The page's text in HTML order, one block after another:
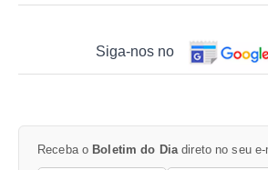
Siga-nos no
Receba o Boletim do Diadireto no seu e-